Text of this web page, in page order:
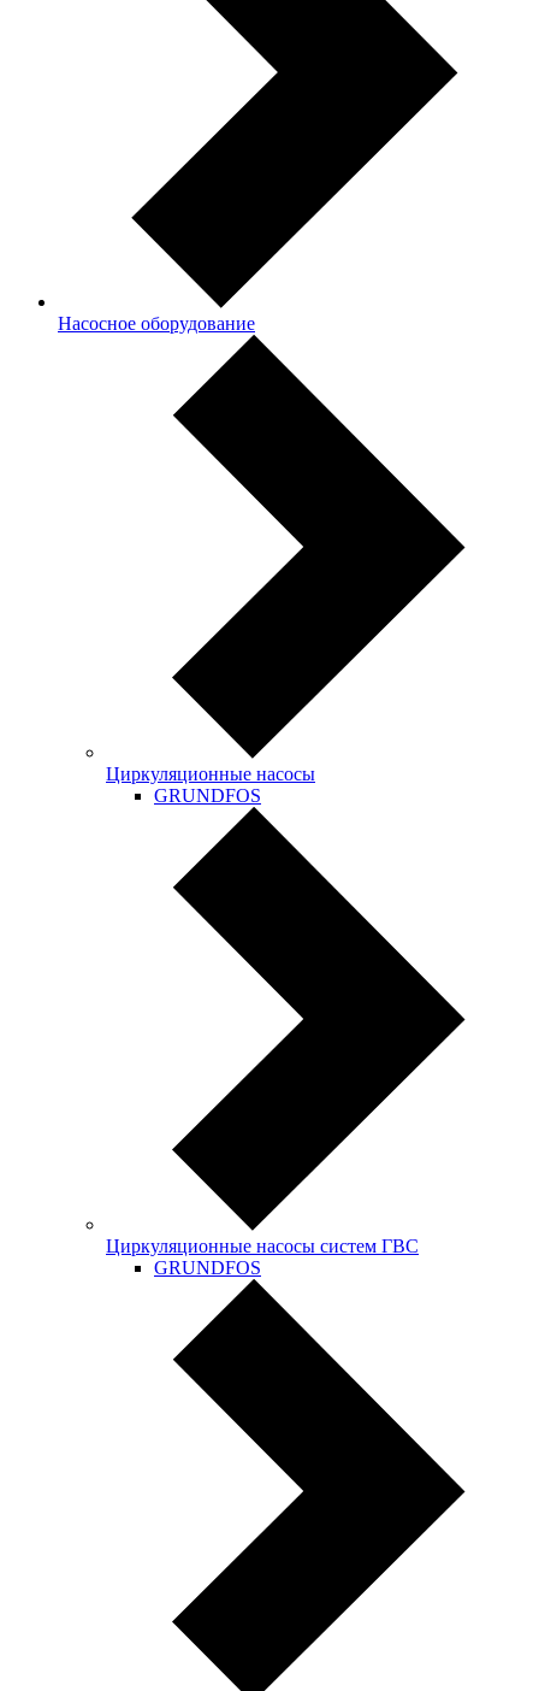
Насосное оборудование
Циркуляционные насосы
GRUNDFOS
Циркуляционные насосы систем ГВС
GRUNDFOS